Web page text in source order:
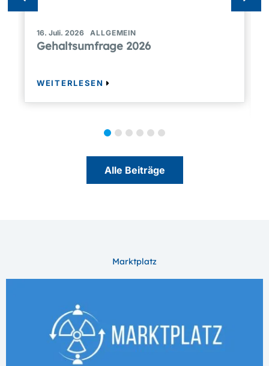
16. Juli. 2026 ALLGEMEIN
Gehaltsumfrage 2026
WEITERLESEN
Alle Beiträge
Marktplatz